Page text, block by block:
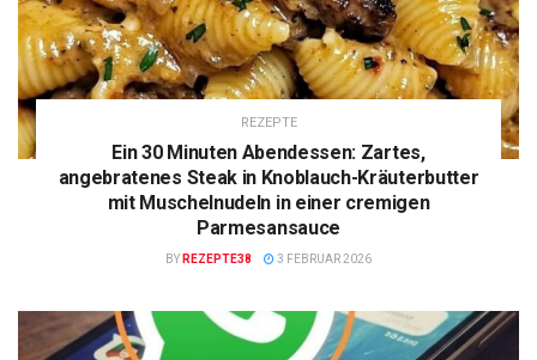
REZEPTE
Ein 30 Minuten Abendessen: Zartes,
angebratenes Steak in Knoblauch-Kräuterbutter
mit Muschelnudeln in einer cremigen
Parmesansauce
BY REZEPTE38 3 FEBRUAR 2026